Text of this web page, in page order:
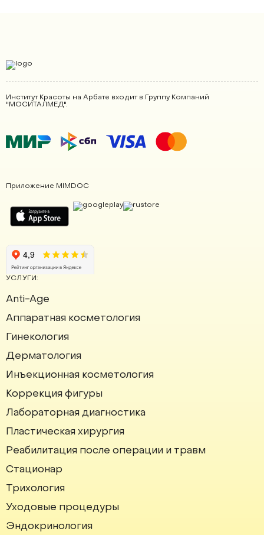
Институт Красоты на Арбате входит в Группу Компаний
"МОСИТАЛМЕД".
Приложение MIMDOC
УСЛУГИ:
Anti-Age
Аппаратная косметология
Гинекология
Дерматология
Инъекционная косметология
Коррекция фигуры
Лабораторная диагностика
Пластическая хирургия
Реабилитация после операции и травм
Стационар
Трихология
Уходовые процедуры
Эндокринология